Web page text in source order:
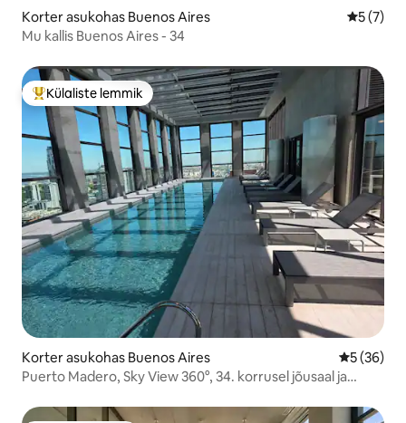
Korter asukohas Buenos Aires
5 (7)
Mu kallis Buenos Aires - 34
Külaliste suur lemmik
Külaliste lemmik
Korter asukohas Buenos Aires Keskmine
5 (36)
Puerto Madero, Sky View 360°, 34. korrusel jõusaal ja